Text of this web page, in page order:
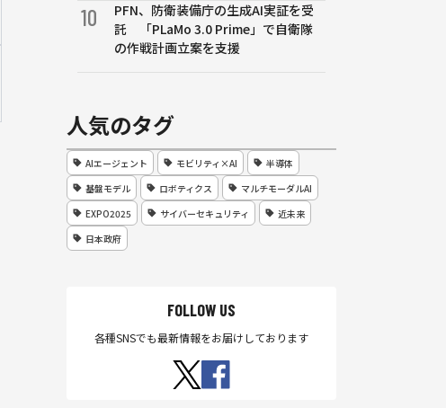
10
PFN、防衛装備庁の生成AI実証を受
託 「PLaMo 3.0 Prime」で自衛隊
の作戦計画立案を支援
人気のタグ
AIエージェント モビリティ×AI
半導体
基盤モデル
ロボティクス
マルチモーダルAI
EXPO2025
サイバーセキュリティ
近未来
日本政府
FOLLOW US
各種SNSでも最新情報をお届けしております